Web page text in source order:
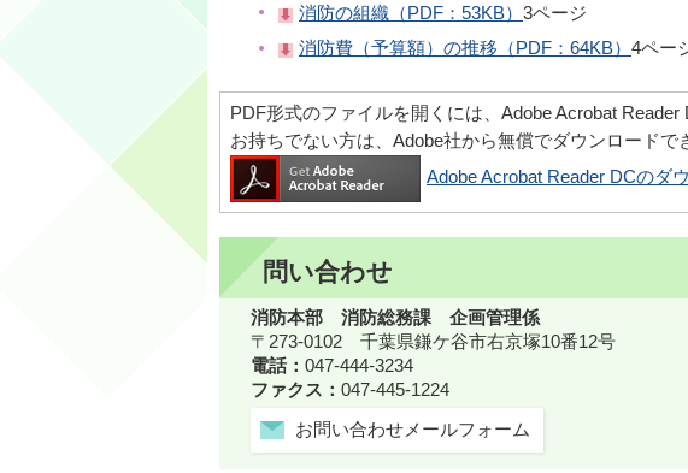
消防の組織（PDF：53KB） 3ページ
消防費（予算額）の推移（PDF：64KB） 4ペー
PDF形式のファイルを開くには、Adobe Acrobat Reader
お持ちでない方は、Adobe社から無償でダウンロードで
Adobe Acrobat Reader DCのダ
問い合わせ
消防本部 消防総務課 企画管理係
〒273-0102 千葉県鎌ケ谷市右京塚10番12号
電話： 047-444-3234
ファクス： 047-445-1224
お問い合わせメールフォーム